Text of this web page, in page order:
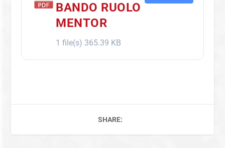
BANDO RUOLO
MENTOR
1 file(s) 365.39 KB
SHARE: